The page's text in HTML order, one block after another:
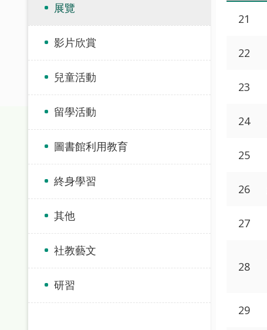
展覽
影片欣賞
兒童活動
留學活動
圖書館利用教育
終身學習
其他
社教藝文
研習
21
22
23
24
25
26
27
28
29